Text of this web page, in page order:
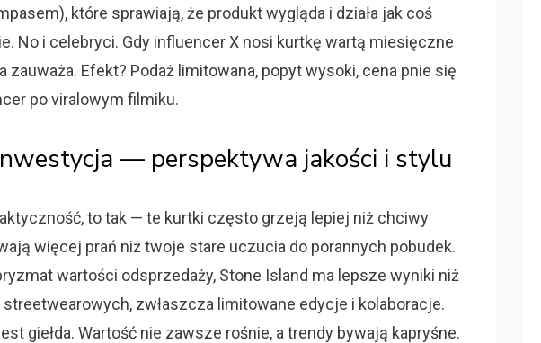
które sprawiają, że produkt wygląda i działa jak coś
No i celebryci. Gdy influencer X nosi kurtkę wartą miesięczne
zauważa. Efekt? Podaż limitowana, popyt wysoki, cena pnie się
po viralowym filmiku.
— perspektywa jakości i stylu
to tak — te kurtki często grzeją lepiej niż chciwy
więcej prań niż twoje stare uczucia do porannych pobudek.
wartości odsprzedaży, Stone Island ma lepsze wyniki niż
zwłaszcza limitowane edycje i kolaboracje.
giełda. Wartość nie zawsze rośnie, a trendy bywają kapryśne.